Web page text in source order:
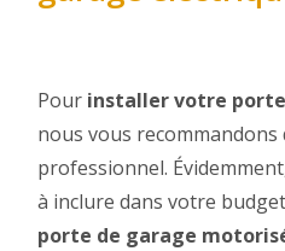
Pour installer votre
nous vous
professionnel.
à inclure dans votre
porte de garage